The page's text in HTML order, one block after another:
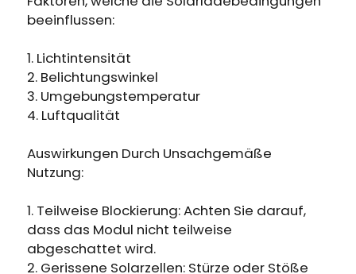
beeinflussen:
1. Lichtintensität
2. Belichtungswinkel
3. Umgebungstemperatur
4. Luftqualität
Auswirkungen Durch Unsachgemäße
Nutzung:
1. Teilweise Blockierung: Achten Sie darauf,
dass das Modul nicht teilweise
abgeschattet wird.
2. Gerissene Solarzellen: Stürze oder Stöße